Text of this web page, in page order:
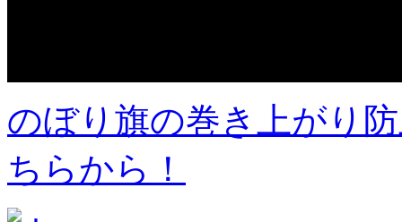
のぼり旗の巻き上がり
ちらから！